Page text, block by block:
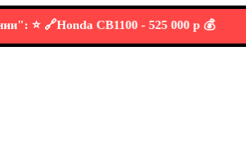
⭐️ 🔗Honda CB1100 -525 000 р 💰